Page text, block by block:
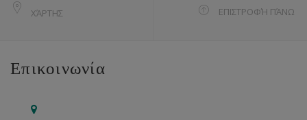
ΧΆΡΤΗΣ ΕΠΙΣΤΡΟΦΉ ΠΆΝΩ
Επικοινωνία